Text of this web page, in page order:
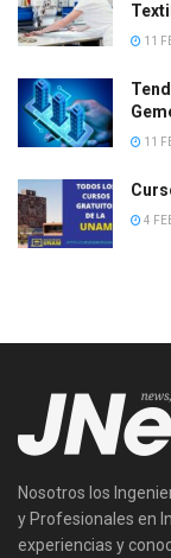
Textil
11
11
4
Nosotros los
y Profesionales en
experiencias y